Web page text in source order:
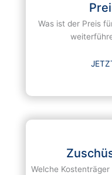
Was ist der Preis
Welche